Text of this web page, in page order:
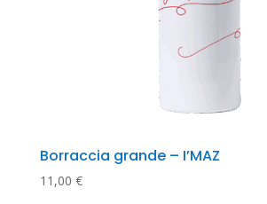
Borraccia grande – I’MAZ
11,00 €